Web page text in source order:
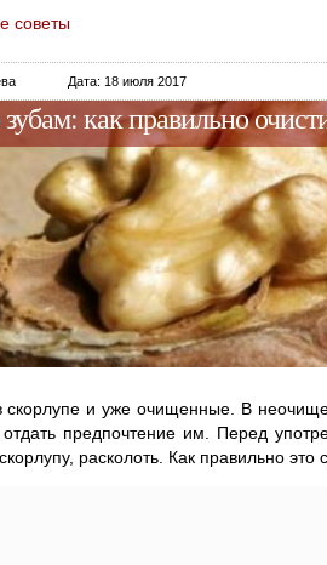
советы
Дата: 18 июля 2017
как правильно
скорлупе и уже очищенные. В
предпочтение им. Перед
расколоть. Как правильно это